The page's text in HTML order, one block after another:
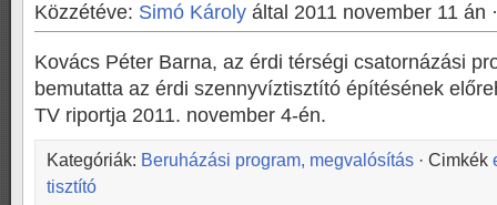
Közzétéve: Simó Károly által 2011 november 11 án
Kovács Péter Barna, az érdi térségi csatornázási
bemutatta az érdi szennyvíztisztító építésének
TV riportja 2011. november 4-én.
Kategóriák: Beruházási program, megvalósítás · Cimkék
tisztító